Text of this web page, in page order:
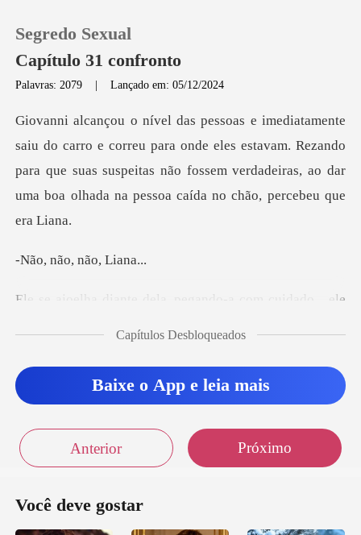
0
Sair
Segredo Sexual
Capítulo 31 confronto
Palavras: 2079 |Lançado em: 05/12/2024
u para onde eles estavam. Rezando
para que suas suspeitas não fossem verdad
o, não,
ndo-a com cuidado... ele
Capítulos Desbloqueados
Baixe o App e leia mais
Anterior Próximo
Você deve gostar